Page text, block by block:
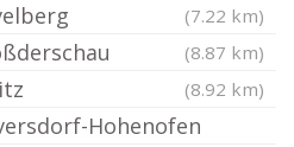
(7.22 km)
(8.87 km)
(8.92 km)
Hohenofen